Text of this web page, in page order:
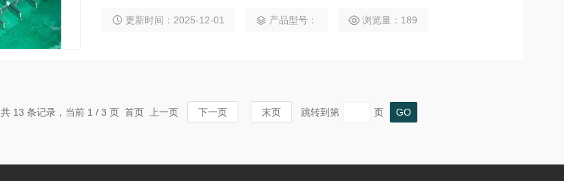
更新时间：2025-12-01 产品型号： 浏览量：189
共 13 条记录，当前 1 / 3 页 首页 上一页 下一页 末页 跳转到第 页